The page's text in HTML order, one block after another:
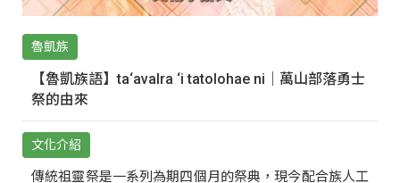
魯凱族
【魯凱族語】ta‘avalra ‘i tatolohae ni｜萬山部落勇士
祭的由來
文化介紹
傳統祖靈祭是一系列為期四個月的祭典，現今配合族人工